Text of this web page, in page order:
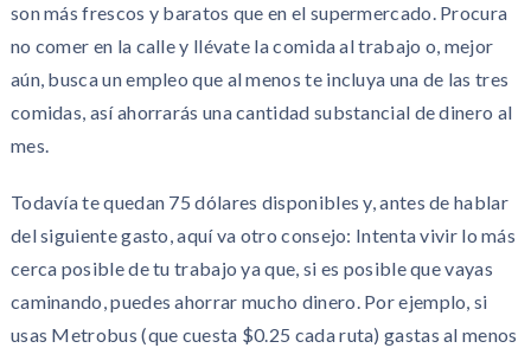
son más frescos y baratos que en el supermercado. Procura
no comer en la calle y llévate la comida al trabajo o, mejor
aún, busca un empleo que al menos te incluya una de las tres
comidas, así ahorrarás una cantidad substancial de dinero al
mes.
Todavía te quedan 75 dólares disponibles y, antes de hablar
del siguiente gasto, aquí va otro consejo: Intenta vivir lo más
cerca posible de tu trabajo ya que, si es posible que vayas
caminando, puedes ahorrar mucho dinero. Por ejemplo, si
usas Metrobus (que cuesta $0.25 cada ruta) gastas al menos